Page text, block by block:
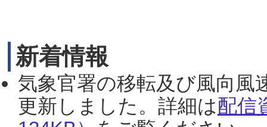
新着情報
気象官署の移転及び風向風
更新しました。詳細は配信